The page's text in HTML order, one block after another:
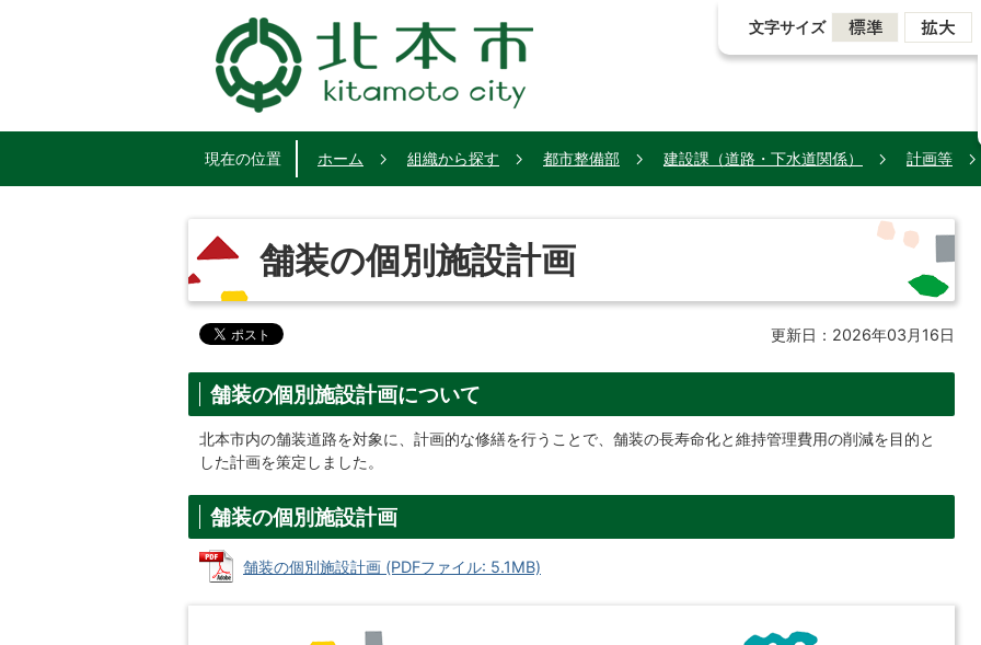
文字サイズ
現在の位置 ホーム 組織から探す 都市整備部 建設課（道路・下水道関係） 計画等
舗装の個別施設計画
更新日：2026年03月16日
舗装の個別施設計画について
北本市内の舗装道路を対象に、計画的な修繕を行うことで、舗装の長寿命化と維持管理費用の削減を目的と
した計画を策定しました。
舗装の個別施設計画
舗装の個別施設計画 (PDFファイル: 5.1MB)